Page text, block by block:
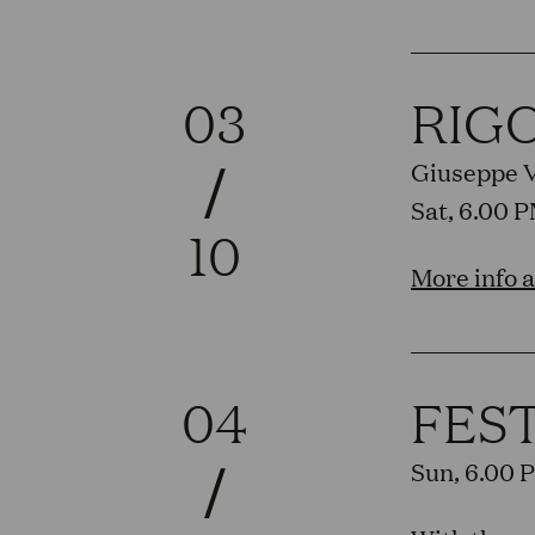
03
/
10
Giuseppe
Sat, 6.00
More info
04
/
Sun, 6.00